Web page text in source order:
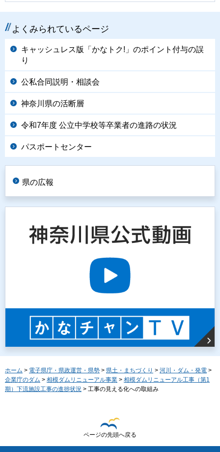
よくみられているページ
キャッシュレス版「かなトク!」のポイント付与の誤
り
公私合同説明・相談会
神奈川県の活断層
令和7年度 公立中学校等卒業者の進路の状況
パスポートセンター
県の広報
ホーム > 電子県庁・県政運営・県勢 > 県土・まちづくり > 河川・ダム・発電 >
企業庁のダム > 相模ダムリニューアル事業 > 相模ダムリニューアル工事（第1
期）下流施設工事の進捗状況 > 工事の見える化への取組み
ページの先頭へ戻る